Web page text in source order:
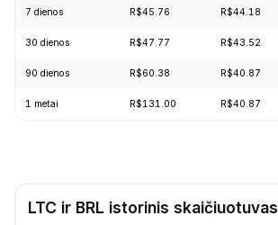
7 dienos R$45.76 R$44.18
30 dienos R$47.77 R$43.52
90 dienos R$60.38 R$40.87
1 metai R$131.00 R$40.87
LTC ir BRL istorinis skaičiuotuvas